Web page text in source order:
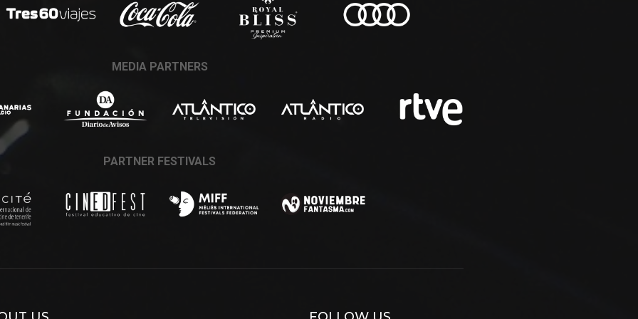
MEDIA PARTNERS
PARTNER FESTIVALS